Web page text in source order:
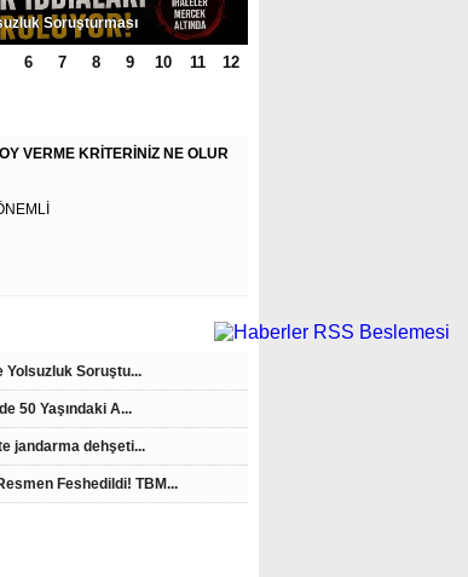
Daha da
Metan
Belediyesi'nde Kadrolu
İşçiler İlk 6 Ay İçin
% 35 Zam
Yaşındaki Adam Banyoda Ölü
6 7 8 9 10 11 12
VERME KRİTERİNİZ NE OLUR
Yolsuzluk Soruştu...
50 Yaşındaki A...
jandarma dehşeti...
Feshedildi! TBM...